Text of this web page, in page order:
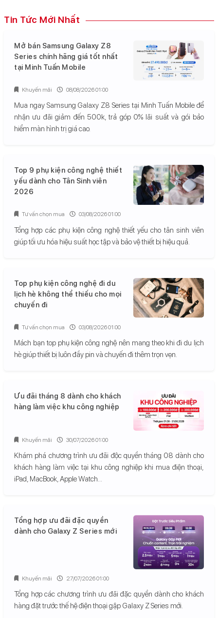
Tin Tức Mới Nhất
Mở bán Samsung Galaxy Z8
Series chính hãng giá tốt nhất
tại Minh Tuấn Mobile
Mua ngay Samsung Galaxy Z8 Series tại Minh Tuấn Mobile để
nhận ưu đãi giảm đến 500k, trả góp 0% lãi suất và gói bảo
hiểm màn hình trị giá cao.
Khuyến mãi 08/08/2026 01:00
Top 9 phụ kiện công nghệ thiết
yếu dành cho Tân Sinh viên
2026
Tổng hợp các phụ kiện công nghệ thiết yếu cho tân sinh viên
giúp tối ưu hóa hiệu suất học tập và bảo vệ thiết bị hiệu quả.
Tư vấn chọn mua 03/08/2026 01:00
Top phụ kiện công nghệ đi du
lịch hè không thể thiếu cho mọi
chuyến đi
Mách bạn top phụ kiện công nghệ nên mang theo khi đi du lịch
hè giúp thiết bị luôn đầy pin và chuyến đi thêm trọn vẹn.
Tư vấn chọn mua 03/08/2026 01:00
Ưu đãi tháng 8 dành cho khách
hàng làm việc khu công nghiệp
Khám phá chương trình ưu đãi độc quyền tháng 08 dành cho
khách hàng làm việc tại khu công nghiệp khi mua điện thoại,
iPad, MacBook, Apple Watch...
Khuyến mãi 30/07/2026 01:00
Tổng hợp ưu đãi đặc quyền
dành cho Galaxy Z Series mới
Tổng hợp các chương trình ưu đãi đặc quyền dành cho khách
hàng đặt trước thế hệ điện thoại gập Galaxy Z Series mới.
Khuyến mãi 27/07/2026 01:00